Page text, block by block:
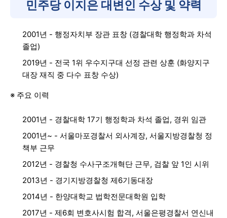
민주당 이지은 대변인 수상 및 약력
2001년 - 행정자치부 장관 표창 (경찰대학 행정학과 차석
졸업)
2019년 - 전국 1위 우수지구대 선정 관련 상훈 (화양지구
대장 재직 중 다수 표창 수상)
※ 주요 이력
2001년 - 경찰대학 17기 행정학과 차석 졸업, 경위 임관
2001년~ - 서울마포경찰서 외사계장, 서울지방경찰청 정
책부 근무
2012년 - 경찰청 수사구조개혁단 근무, 검찰 앞 1인 시위
2013년 - 경기지방경찰청 제6기동대장
2014년 - 한양대학교 법학전문대학원 입학
2017년 - 제6회 변호사시험 합격, 서울은평경찰서 연신내